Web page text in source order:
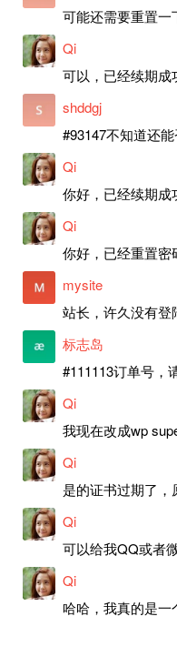
可能还需要重置一
Qi
可以，已经续期成
shddgj
#93147不知道还
Qi
你好，已经续期成
Qi
你好，已经重置密
mysite
标志岛
#111113订单号，
Qi
我现在改成wp
Qi
Qi
Qi
哈哈，我真的是一